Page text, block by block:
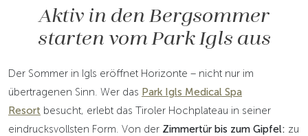
Aktiv in den Bergsommer
starten vom Park Igls aus
Der Sommer in Igls eröffnet Horizonte – nicht nur im
übertragenen Sinn. Wer das Park Igls Medical Spa
Resort besucht, erlebt das Tiroler Hochplateau in seiner
eindrucksvollsten Form. Von der Zimmertür bis zum Gipfel: zu